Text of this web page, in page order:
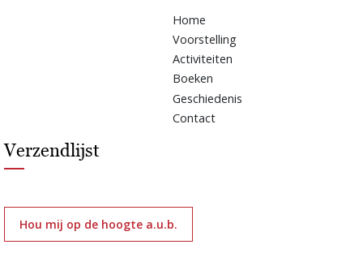
Home
Voorstelling
Activiteiten
Boeken
Geschiedenis
Contact
Verzendlijst
Hou mij op de hoogte a.u.b.